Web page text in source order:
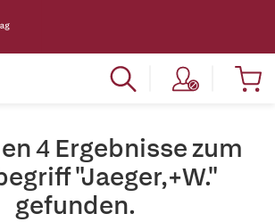
4 Ergebnisse zum
"Jaeger,+W."
gefunden.